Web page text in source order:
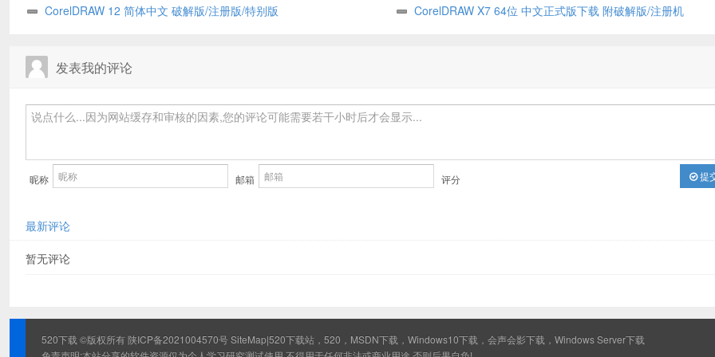
CorelDRAW 12 简体中文 破解版/注册版/特别版 CorelDRAW X7 64位 中文正式版下载 附破解版/注册机
发表我的评论
昵称 邮箱 评分 提
最新评论
暂无评论
520下载 ©版权所有陕ICP备2021004570号SiteMap|520下载站，520，MSDN下载，Windows10下载，会声会影下载，Windows Server下载